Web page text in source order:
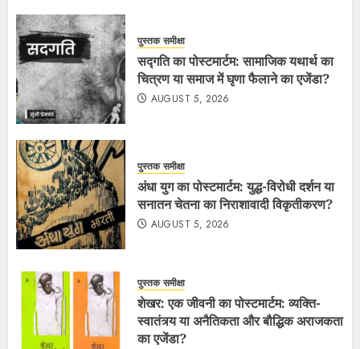
पुस्तक समीक्षा
सद्गति का पोस्टमार्टम: सामाजिक यथार्थ का
चित्रण या समाज में घृणा फैलाने का एजेंडा?
AUGUST 5, 2026
पुस्तक समीक्षा
अंधा युग का पोस्टमार्टम: युद्ध-विरोधी दर्शन या
सनातन चेतना का निराशावादी विकृतीकरण?
AUGUST 5, 2026
पुस्तक समीक्षा
शेखर: एक जीवनी का पोस्टमार्टम: व्यक्ति-
स्वातंत्र्य या अनैतिकता और बौद्धिक अराजकता
का एजेंडा?